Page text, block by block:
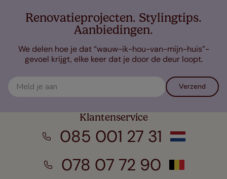
Renovatieprojecten. Stylingtips.
Aanbiedingen.
We delen hoe je dat “wauw-ik-hou-van-mijn-huis”-
gevoel krijgt, elke keer dat je door de deur loopt.
Verzend
Klantenservice
085 001 27 31
078 07 72 90